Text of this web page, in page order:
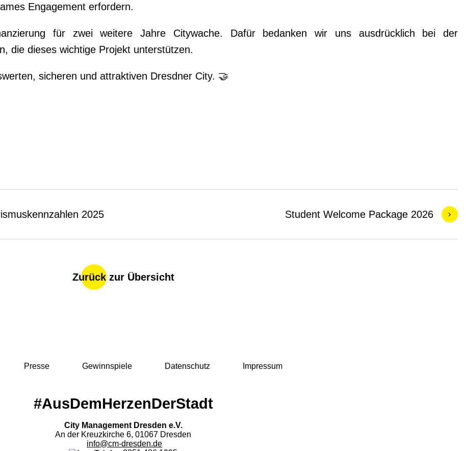
Engagement erfordern.
für zwei weitere Jahre Citywache. Dafür bedanken wir uns ausdrücklich bei der
die dieses wichtige Projekt unterstützen.
sicheren und attraktiven Dresdner City. 🤝
2025 Student Welcome Package 2026 ›
Zurück zur Übersicht
Presse Gewinnspiele Datenschutz Impressum
#AusDemHerzenDerStadt
City Management Dresden e.V.
An der Kreuzkirche 6, 01067 Dresden
info@cm-dresden.de